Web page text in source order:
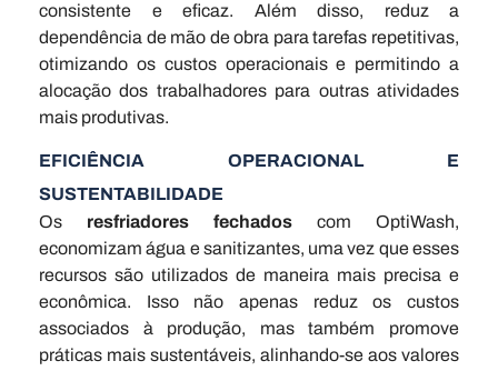
consistente e eficaz. Além disso, reduz a
dependência de mão de obra para tarefas repetitivas,
otimizando os custos operacionais e permitindo a
alocação dos trabalhadores para outras atividades
mais produtivas.
EFICIÊNCIA OPERACIONAL E
SUSTENTABILIDADE
Os resfriadores fechados com OptiWash,
economizam água e sanitizantes, uma vez que esses
recursos são utilizados de maneira mais precisa e
econômica. Isso não apenas reduz os custos
associados à produção, mas também promove
práticas mais sustentáveis, alinhando-se aos valores